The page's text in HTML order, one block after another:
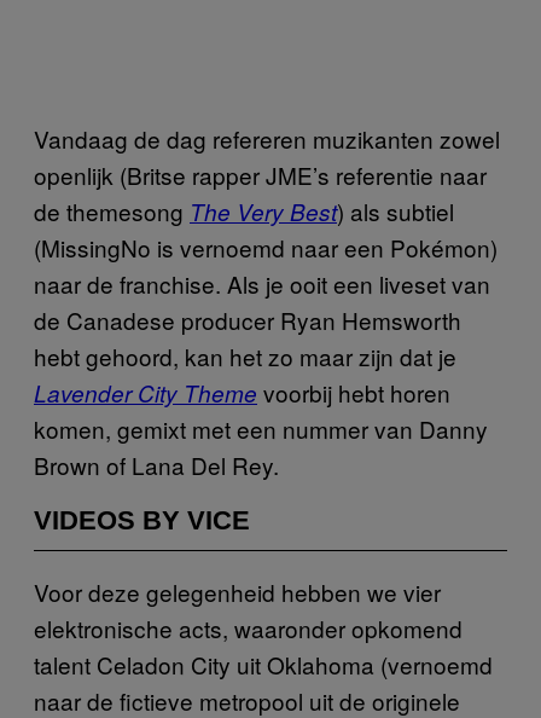
Vandaag de dag refereren muzikanten zowel
openlijk (Britse rapper JME’s referentie naar
de themesong The Very Best) als subtiel
(MissingNo is vernoemd naar een Pokémon)
naar de franchise. Als je ooit een liveset van
de Canadese producer Ryan Hemsworth
hebt gehoord, kan het zo maar zijn dat je
Lavender City Theme voorbij hebt horen
komen, gemixt met een nummer van Danny
Brown of Lana Del Rey.
VIDEOS BY VICE
Voor deze gelegenheid hebben we vier
elektronische acts, waaronder opkomend
talent Celadon City uit Oklahoma (vernoemd
naar de fictieve metropool uit de originele